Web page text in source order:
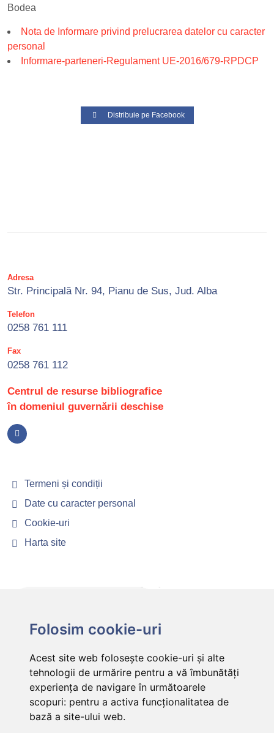
Folosim cookie-uri
Acest site web folosește cookie-uri și alte
tehnologii de urmărire pentru a vă îmbunătăți
experiența de navigare în următoarele
scopuri: pentru a activa funcționalitatea de
bază a site-ului web.
Bodea
Nota de Informare privind prelucrarea datelor cu caracter
personal
Informare-parteneri-Regulament UE-2016/679-RPDCP
Distribuie pe Facebook
Adresa
Str. Principală Nr. 94, Pianu de Sus, Jud. Alba
Telefon
0258 761 111
Fax
0258 761 112
Centrul de resurse bibliografice
în domeniul guvernării deschise
Termeni și condiții
Date cu caracter personal
Cookie-uri
Harta site